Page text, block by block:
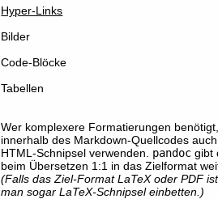
Hyper-Links
Bilder
Code-Blöcke
Tabellen
Wer komplexere Formatierungen
innerhalb des Markdown-Quellcodes auch
HTML-Schnipsel verwenden. pandoc gibt
beim Übersetzen 1:1 in das Zielformat
(Falls das Ziel-Format LaTeX oder PDF
man sogar LaTeX-Schnipsel einbetten.)